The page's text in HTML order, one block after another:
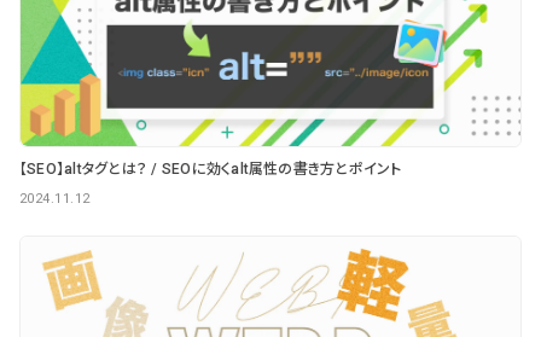
【SEO】altタグとは？ / SEOに効くalt属性の書き方とポイント
2024.11.12